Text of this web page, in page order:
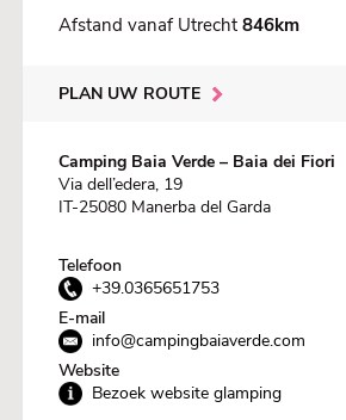
Afstand vanaf Utrecht 846km
PLAN UW ROUTE
Camping Baia Verde – Baia dei Fiori
Via dell’edera, 19
IT-25080 Manerba del Garda
Telefoon
+39.0365651753
E-mail
info@campingbaiaverde.com
Website
Bezoek website glamping